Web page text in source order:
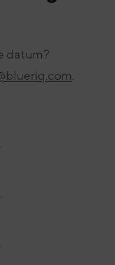
datum?
.